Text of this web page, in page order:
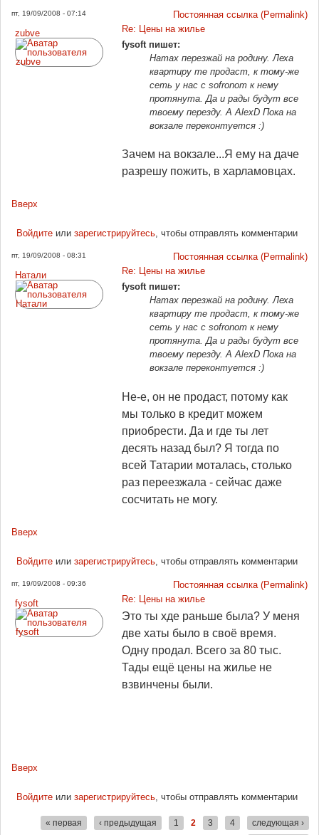
пт, 19/09/2008 - 07:14
Постоянная ссылка (Permalink)
zubve
Re: Цены на жилье
fysoft пишет:
Натах перезжай на родину. Леха
квартиру те продаст, к тому-же
сеть у нас с sofronom к нему
протянута. Да и рады будут все
твоему перезду. А AlexD Пока на
вокзале переконтуется :)
Зачем на вокзале...Я ему на даче
разрешу пожить, в харламовцах.
Вверх
Войдитеили зарегистрируйтесь, чтобы отправлять комментарии
пт, 19/09/2008 - 08:31
Постоянная ссылка (Permalink)
Натали
Re: Цены на жилье
fysoft пишет:
Натах перезжай на родину. Леха
квартиру те продаст, к тому-же
сеть у нас с sofronom к нему
протянута. Да и рады будут все
твоему перезду. А AlexD Пока на
вокзале переконтуется :)
Не-е, он не продаст, потому как
мы только в кредит можем
приобрести. Да и где ты лет
десять назад был? Я тогда по
всей Татарии моталась, столько
раз переезжала - сейчас даже
сосчитать не могу.
Вверх
Войдитеили зарегистрируйтесь, чтобы отправлять комментарии
пт, 19/09/2008 - 09:36
Постоянная ссылка (Permalink)
fysoft
Re: Цены на жилье
Это ты хде раньше была? У меня
две хаты было в своё время.
Одну продал. Всего за 80 тыс.
Тады ещё цены на жилье не
взвинчены были.
Вверх
Войдитеили зарегистрируйтесь, чтобы отправлять комментарии
« первая ‹ предыдущая 1 2 3 4
следующая ›